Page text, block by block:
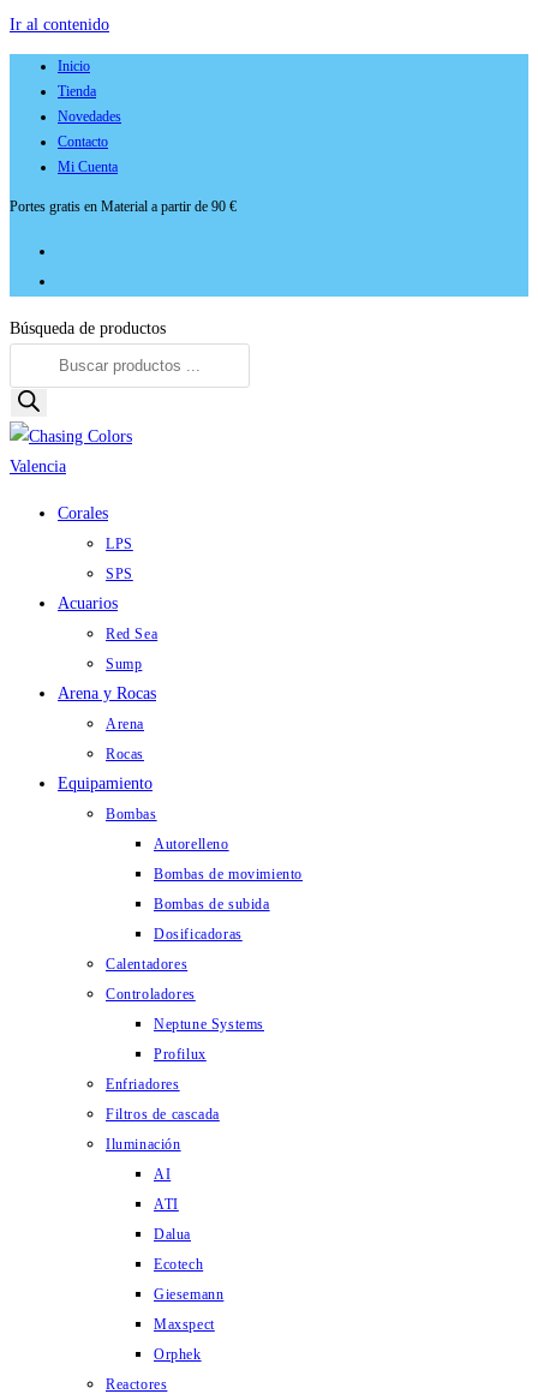
Ir al contenido
Inicio
Tienda
Novedades
Contacto
Mi Cuenta
Portes gratis en Material a partir de 90 €
Búsqueda de productos
Corales
LPS
SPS
Acuarios
Red Sea
Sump
Arena y Rocas
Arena
Rocas
Equipamiento
Bombas
Autorelleno
Bombas de movimiento
Bombas de subida
Dosificadoras
Calentadores
Controladores
Neptune Systems
Profilux
Enfriadores
Filtros de cascada
Iluminación
AI
ATI
Dalua
Ecotech
Giesemann
Maxspect
Orphek
Reactores